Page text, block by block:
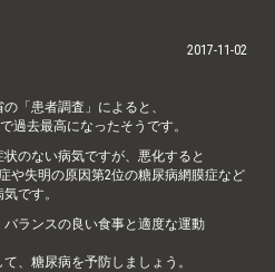
2017-11-02
「患者調査」によると、
過去最高になったそうです。
のない病気ですが、悪化すると
や失明の原因第2位の糖尿病網膜症など
です。
ランスの良い食事と適度な運動
、糖尿病を予防しましょう。